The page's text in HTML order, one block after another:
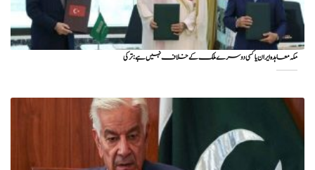
مکہ معاہدہ ایران یا کسی دوسرے ملک کے خلاف نہیں ہے: ترکی